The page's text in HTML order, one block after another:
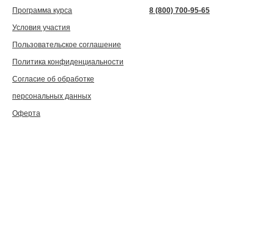
Программа курса
Условия участия
Пользовательское соглашение
Политика конфиденциальности
Согласие об обработке
персональных данных
Оферта
8 (800) 700-95-65